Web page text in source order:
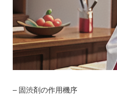
– 固渋剤の作用機序